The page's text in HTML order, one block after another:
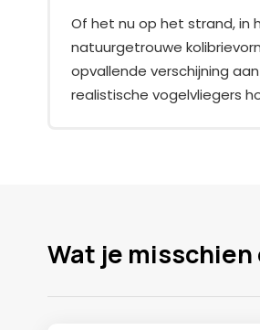
Of het nu op het strand, in
natuurgetrouwe
opvallende verschijning
realistische vogelvliegers
Wat je